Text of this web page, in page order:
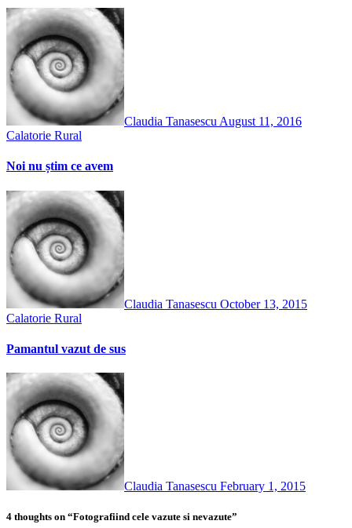
Claudia Tanasescu August 11, 2016
Calatorie Rural
Noi nu știm ce avem
Claudia Tanasescu October 13, 2015
Calatorie Rural
Pamantul vazut de sus
Claudia Tanasescu February 1, 2015
4 thoughts on “Fotografiind cele vazute si nevazute”